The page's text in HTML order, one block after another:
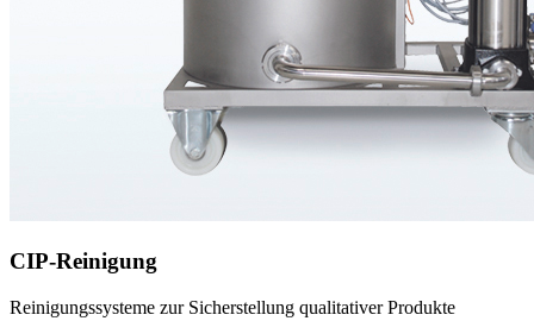
CIP-Reinigung
Reinigungssysteme zur Sicherstellung qualitativer Produkte